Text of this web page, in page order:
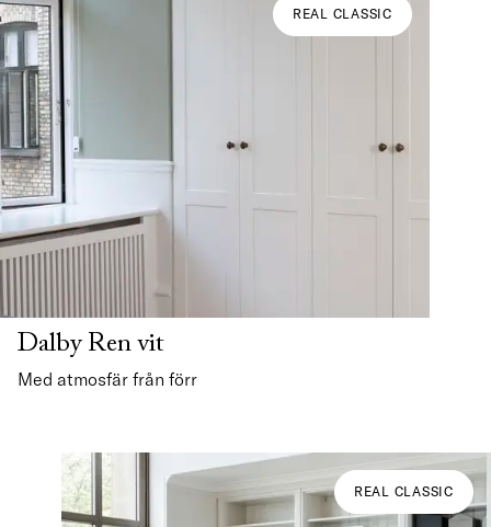
REAL CLASSIC
Dalby Ren vit
Med atmosfär från förr
REAL CLASSIC